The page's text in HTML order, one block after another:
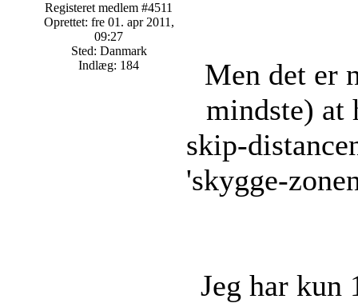
Registeret medlem #4511
Oprettet: fre 01. apr 2011,
09:27
Sted: Danmark
Indlæg: 184
Men det er
mindste) at
skip-
'skygge-
Jeg har kun